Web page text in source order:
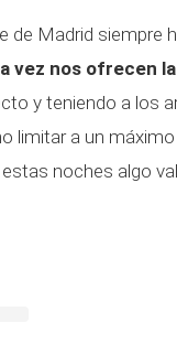
de Madrid siempre
vez nos ofrecen
y teniendo a los
limitar a un máximo
noches algo